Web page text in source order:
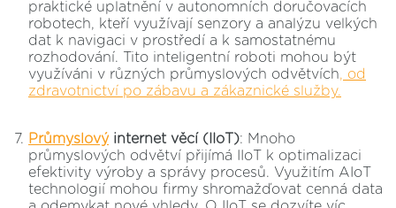
praktické uplatnění v autonomních doručovacích
robotech, kteří využívají senzory a analýzu velkých
dat k navigaci v prostředí a k samostatnému
rozhodování. Tito inteligentní roboti mohou být
využíváni v různých průmyslových odvětvích, od
zdravotnictví po zábavu a zákaznické služby​​.
Průmyslovýinternet věcí (IIoT): Mnoho
průmyslových odvětví přijímá IIoT k optimalizaci
efektivity výroby a správy procesů. Využitím AIoT
technologií mohou firmy shromažďovat cenná data